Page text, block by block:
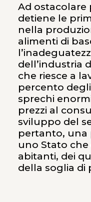
Ad ostacolare
detiene le
nella
alimenti di
dell’industria
che riesce a
percento
sprechi
prezzi al
sviluppo del
pertanto, una
uno Stato che
abitanti, dei
della soglia di